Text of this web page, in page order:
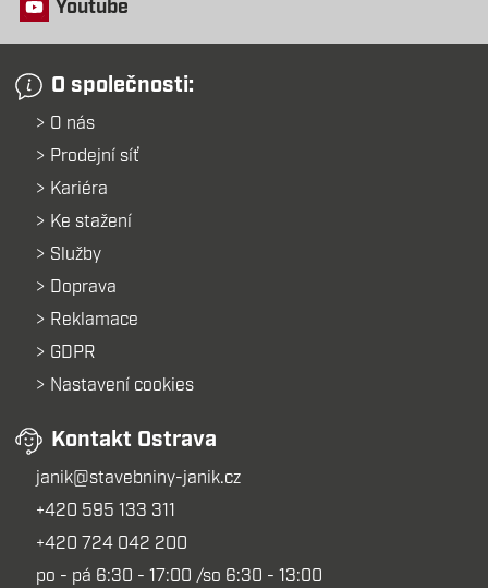
Youtube
O společnosti:
O nás
Prodejní síť
Kariéra
Ke stažení
Služby
Doprava
Reklamace
GDPR
Nastavení cookies
Kontakt Ostrava
janik@stavebniny-janik.cz
+420 595 133 311
+420 724 042 200
po - pá 6:30 - 17:00 /so 6:30 - 13:00